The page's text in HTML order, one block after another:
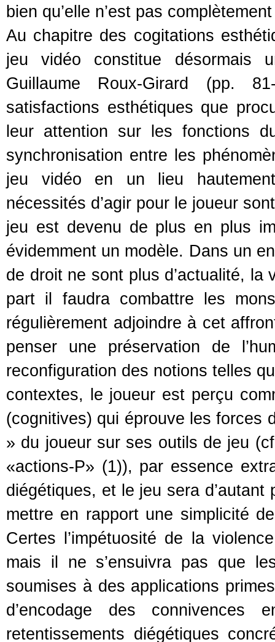
bien qu’elle n’est pas
Au chapitre des cogitations
jeu vidéo constitue désormais
Guillaume Roux-Girard (pp.
satisfactions esthétiques que
leur attention sur les fonctions
synchronisation entre les
jeu vidéo en un lieu
nécessités d’agir pour le joueur
jeu est devenu de plus en plus
évidemment un modèle. Dans un
de droit ne sont plus d’actualité, la
part il faudra combattre les
régulièrement adjoindre à cet
penser une préservation de
reconfiguration des notions telles
contextes, le joueur est perçu
(cognitives) qui éprouve les forces
» du joueur sur ses outils de jeu
«actions-P» (1)), par essence
diégétiques, et le jeu sera d’autant
mettre en rapport une simplicité
Certes l’impétuosité de la
mais il ne s’ensuivra pas que
soumises à des applications
d’encodage des
retentissements diégétiques